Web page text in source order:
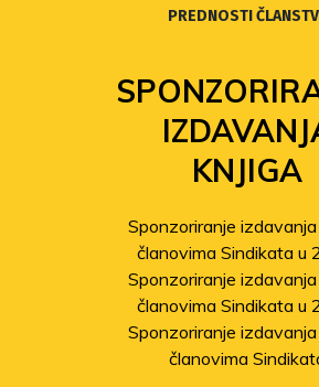
PREDNOSTI
KNJIGA
Sponzoriranje
članovima Sindikata u
Sponzoriranje
članovima Sindikata u
Sponzoriranje
članovima